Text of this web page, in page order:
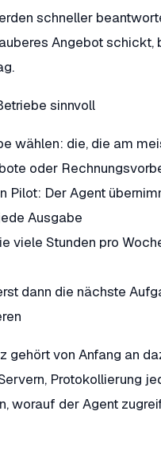
schneller
Angebot
sinnvoll
wählen: die, die am
oder
Pilot: Der Agent
Ausgabe
viele Stunden pro
dann die nächste
gehört von Anfang an
Protokollierung
worauf der Agent